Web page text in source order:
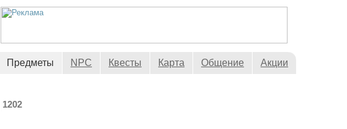
Предметы NPC Квесты Карта Общение Акции
1202